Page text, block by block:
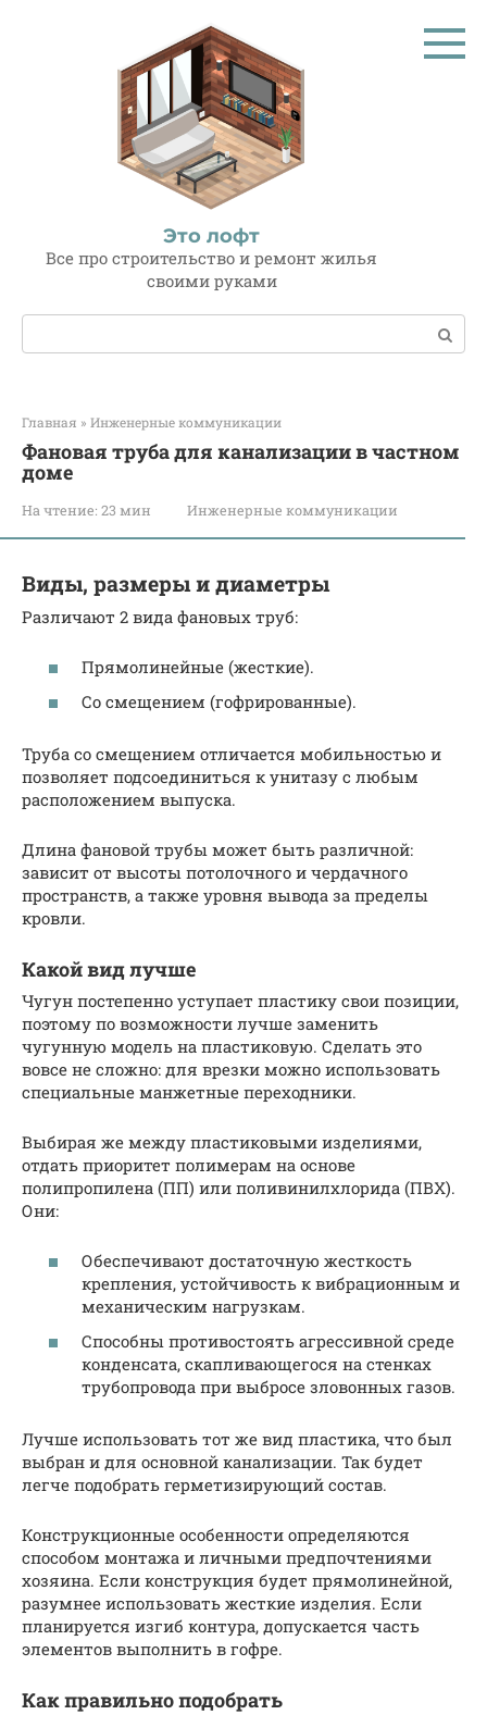
Это лофт
Все про строительство и ремонт жилья
своими руками
Поиск:
Главная » Инженерные коммуникации
Фановая труба для канализации в частном
доме
На чтение: 23 мин Инженерные коммуникации
Виды, размеры и диаметры
Различают 2 вида фановых труб:
Прямолинейные (жесткие).
Со смещением (гофрированные).
Труба со смещением отличается мобильностью и
позволяет подсоединиться к унитазу с любым
расположением выпуска.
Длина фановой трубы может быть различной:
зависит от высоты потолочного и чердачного
пространств, а также уровня вывода за пределы
кровли.
Какой вид лучше
Чугун постепенно уступает пластику свои позиции,
поэтому по возможности лучше заменить
чугунную модель на пластиковую. Сделать это
вовсе не сложно: для врезки можно использовать
специальные манжетные переходники.
Выбирая же между пластиковыми изделиями,
отдать приоритет полимерам на основе
полипропилена (ПП) или поливинилхлорида (ПВХ).
Они:
Обеспечивают достаточную жесткость
крепления, устойчивость к вибрационным и
механическим нагрузкам.
Способны противостоять агрессивной среде
конденсата, скапливающегося на стенках
трубопровода при выбросе зловонных газов.
Лучше использовать тот же вид пластика, что был
выбран и для основной канализации. Так будет
легче подобрать герметизирующий состав.
Конструкционные особенности определяются
способом монтажа и личными предпочтениями
хозяина. Если конструкция будет прямолинейной,
разумнее использовать жесткие изделия. Если
планируется изгиб контура, допускается часть
элементов выполнить в гофре.
Как правильно подобрать